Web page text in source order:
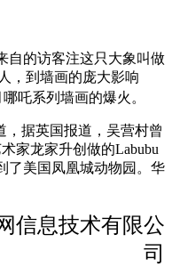
的访客注这只大象叫做
，到墙画的庞大影响
吒系列墙画的爆火。
据英国报道，吴营村曾
家龙家升创做的Labubu
了美国凤凰城动物园。华
信息技术有限公
司